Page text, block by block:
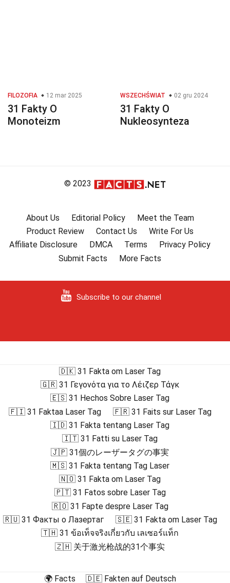
FILOZOFIA 12 mar 2025
31 Fakty O
Monoteizm
WSZECHŚWIAT 02 gru 2024
31 Fakty O
Nukleosynteza
© 2023
About Us Editorial Policy
Meet the Team
Product Review
Contact Us
Write For Us
Affiliate Disclosure
DMCA Terms
Privacy Policy
Submit Facts
More Facts
Subscribe to our channel
🇩🇰 31 Fakta om Laser Tag
🇬🇷 31 Γεγονότα για το Λέιζερ Τάγκ
🇪🇸 31 Hechos Sobre Laser Tag
🇫🇮 31 Faktaa Laser Tag
🇫🇷 31 Faits sur Laser Tag
🇮🇩 31 Fakta tentang Laser Tag
🇮🇹 31 Fatti su Laser Tag
🇯🇵 31個のレーザータグの事実
🇲🇸 31 Fakta tentang Tag Laser
🇳🇴 31 Fakta om Laser Tag
🇵🇹 31 Fatos sobre Laser Tag
🇷🇴 31 Fapte despre Laser Tag
🇷🇺 31 Факты о Лазертаг
🇸🇪 31 Fakta om Laser Tag
🇹🇭 31 ข้อเท็จจริงเกี่ยวกับ เลเซอร์แท็ก
🇿🇭 关于激光枪战的31个事实
🌍 Facts 🇩🇪 Fakten auf Deutsch